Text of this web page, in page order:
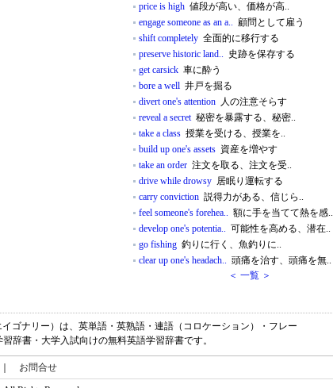
price is high 値段が高い、価格が高..
engage someone as an a.. 顧問として雇う
shift completely 全面的に移行する
preserve historic land.. 史跡を保存する
get carsick 車に酔う
bore a well 井戸を掘る
divert one's attention 人の注意そらす
reveal a secret秘密を暴露する、秘密..
take a class 授業を受ける、授業を..
build up one's assets 資産を増やす
take an order 注文を取る、注文を受..
drive while drowsy 居眠り運転する
carry conviction 説得力がある、信じら..
feel someone's forehea.. 額に手を当てて熱を感..
develop one's potentia.. 可能性を高める、潜在..
go fishing 釣りに行く、魚釣りに..
clear up one's headach.. 頭痛を治す、頭痛を無..
＜ 一覧 ＞
イゴナリー）は、英単語・英熟語・連語（コロケーション）・フレー
辞書・大学入試向けの無料英語学習辞書です。
お問合せ